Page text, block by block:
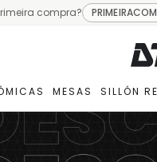
compra?
MESAS SILLÓN